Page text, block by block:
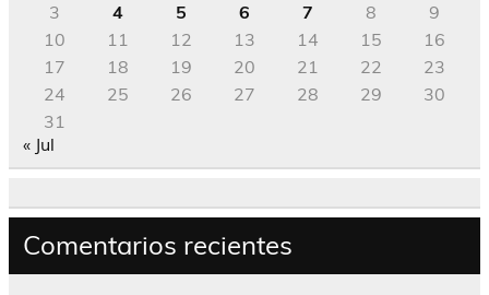
3
4 5 6 7 8
9
10
11 12 13 14 15
16
17
18 19 20 21 22
23
24
25 26 27 28 29
30
31
« Jul
Comentarios recientes